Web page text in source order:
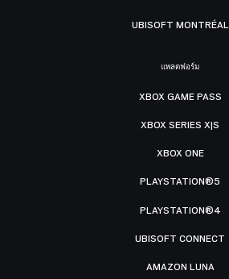
UBISOFT MONTRÉAL
แพลตฟอร์ม
XBOX GAME PASS
XBOX SERIES X|S
XBOX ONE
PLAYSTATION®5
PLAYSTATION®4
UBISOFT CONNECT
AMAZON LUNA